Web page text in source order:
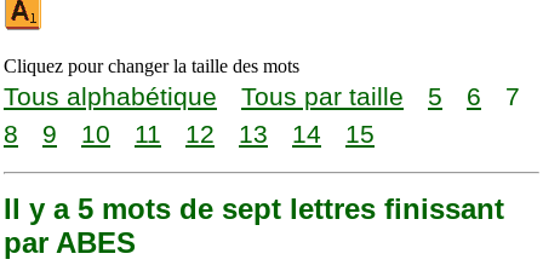
Cliquez pour changer la taille des mots
Tous alphabétique Tous par taille 5 6
7
8
9 10 11 12 13 14 15
Il y a 5 mots de sept lettres finissant
par ABES